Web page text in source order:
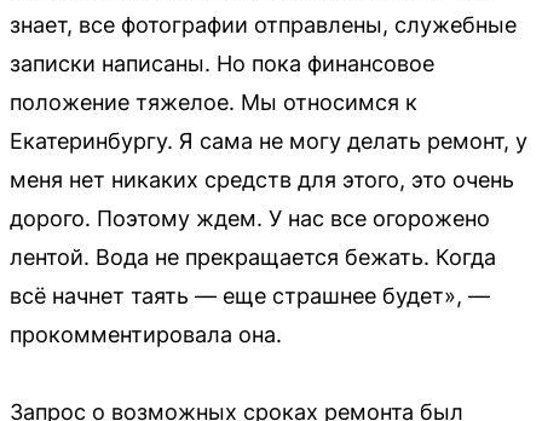
знает, все фотографии отправлены, служебные
записки написаны. Но пока финансовое
положение тяжелое. Мы относимся к
Екатеринбургу. Я сама не могу делать ремонт, у
меня нет никаких средств для этого, это очень
дорого. Поэтому ждем. У нас все огорожено
лентой. Вода не прекращается бежать. Когда
всё начнет таять — еще страшнее будет», —
прокомментировала она.
Запрос о возможных сроках ремонта был